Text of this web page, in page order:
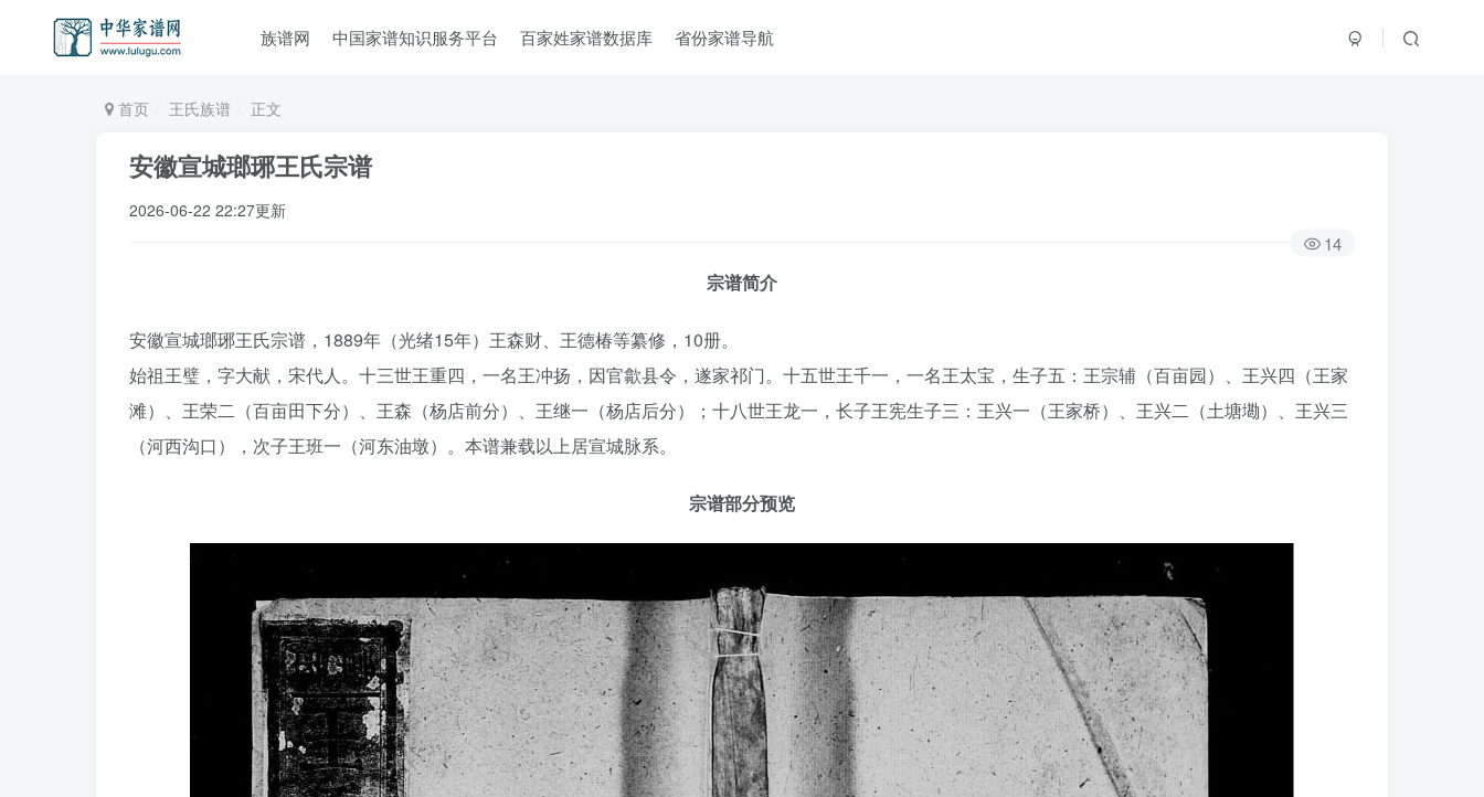
族谱网 中国家谱知识服务平台 百家姓家谱数据库 省份家谱导航
首页 王氏族谱 正文
安徽宣城瑯琊王氏宗谱
2026-06-22 22:27更新
14
宗谱简介
安徽宣城瑯琊王氏宗谱，1889年（光绪15年）王森财、王德椿等纂修，10册。
始祖王璧，字大献，宋代人。十三世王重四，一名王冲扬，因官歙县令，遂家祁门。十五世王千一，一名王太宝，生子五：王宗辅（百亩园）、王兴四（王家
滩）、王荣二（百亩田下分）、王森（杨店前分）、王继一（杨店后分）；十八世王龙一，长子王宪生子三：王兴一（王家桥）、王兴二（土塘墈）、王兴三
（河西沟口），次子王班一（河东油墩）。本谱兼载以上居宣城脉系。
宗谱部分预览